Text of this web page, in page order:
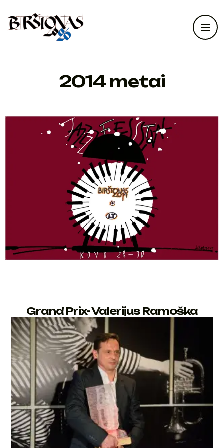
2014 metai
Grand Prix- Valerijus Ramoška